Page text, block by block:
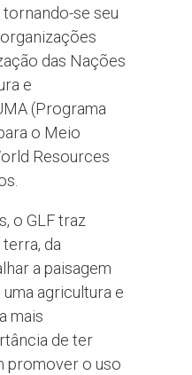
se seu
das Nações
e
(Programa
o Meio
Resources
o GLF traz
da
a paisagem
agricultura e
mais
de ter
promover o uso